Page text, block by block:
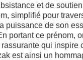
et de
simplifié pour
puissance de son
portant ce prénom,
qui inspire
est ainsi un